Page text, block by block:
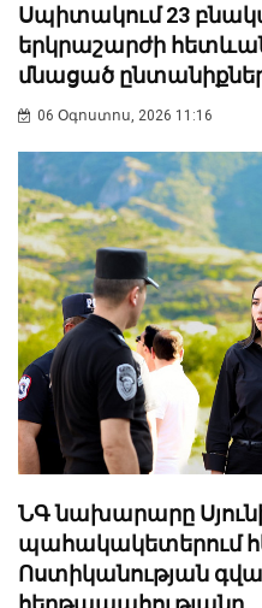
Սպիտակում 23
երկրաշարժի
մնացած
06 Օգոստոս, 2026 11:16
ՆԳ նախարարը
պահակակետերում
Ոստիկանության